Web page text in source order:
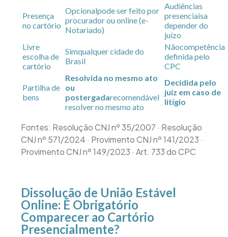
Presença
no cartório
Opcionalpode ser feito por
procurador ou online (e-
Notariado)
Audiências
presenciaisa
depender do
juízo
Livre
escolha de
cartório
Simqualquer cidade do
Brasil
Nãocompetência
definida pelo
CPC
Partilha de
bens
Resolvida no mesmo ato
ou
postergadarecomendável
resolver no mesmo ato
Decidida pelo
juiz em caso de
litígio
Fontes: Resolução CNJ nº 35/2007 · Resolução
CNJ nº 571/2024 · Provimento CNJ nº 141/2023 ·
Provimento CNJ nº 149/2023 · Art. 733 do CPC
Dissolução de União Estável
Online: É Obrigatório
Comparecer ao Cartório
Presencialmente?